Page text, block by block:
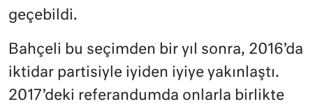
geçebildi.
Bahçeli bu seçimden bir yıl sonra, 2016’da
iktidar partisiyle iyiden iyiye yakınlaştı.
2017’deki referandumda onlarla birlikte